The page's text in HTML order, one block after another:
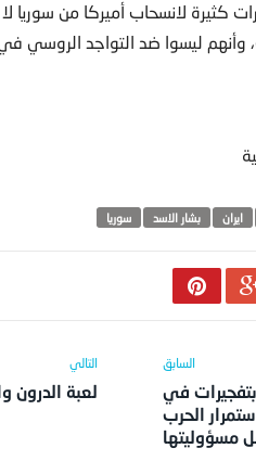
كثيرة لانسحاب أميركا من سوريا
وأنهم ليسوا ضد التواجد الروسي
ايران بشار الاسد سوريا
في
الحرب
مسؤوليتها
لعبة الدرون